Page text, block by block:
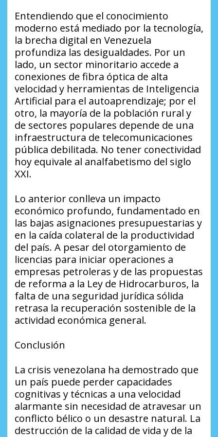
​Entendiendo que el conocimiento
moderno está mediado por la tecnología,
la brecha digital en Venezuela
profundiza las desigualdades. Por un
lado, un sector minoritario accede a
conexiones de fibra óptica de alta
velocidad y herramientas de Inteligencia
Artificial para el autoaprendizaje; por el
otro, la mayoría de la población rural y
de sectores populares depende de una
infraestructura de telecomunicaciones
pública debilitada. No tener conectividad
hoy equivale al analfabetismo del siglo
XXI.
​Lo anterior conlleva un impacto
económico profundo, fundamentado en
las bajas asignaciones presupuestarias y
en la caída colateral de la productividad
del país. A pesar del otorgamiento de
licencias para iniciar operaciones a
empresas petroleras y de las propuestas
de reforma a la Ley de Hidrocarburos, la
falta de una seguridad jurídica sólida
retrasa la recuperación sostenible de la
actividad económica general.
​Conclusión
​La crisis venezolana ha demostrado que
un país puede perder capacidades
cognitivas y técnicas a una velocidad
alarmante sin necesidad de atravesar un
conflicto bélico o un desastre natural. La
destrucción de la calidad de vida y de la